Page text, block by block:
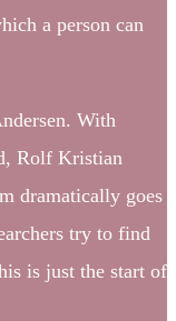
a person can
With
Rolf Kristian
dramatically goes
try to find
is just the start of